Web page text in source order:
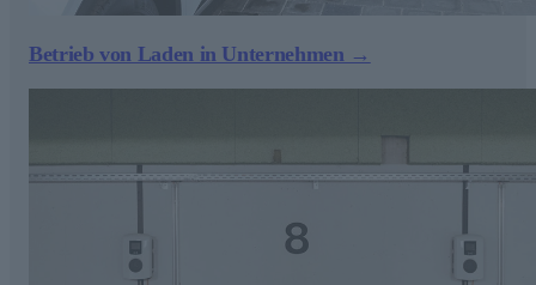
Betrieb von Laden in Unternehmen →